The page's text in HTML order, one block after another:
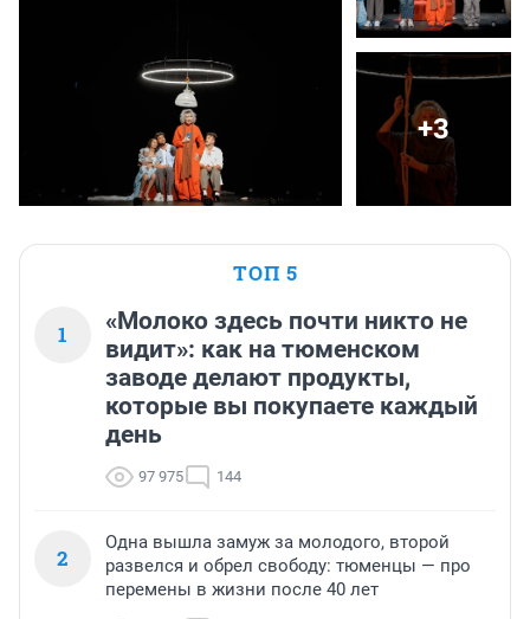
+3
ТОП 5
1
«Молоко здесь почти никто не
видит»: как на тюменском
заводе делают продукты,
которые вы покупаете каждый
день
97 975 144
2
Одна вышла замуж за молодого, второй
развелся и обрел свободу: тюменцы — про
перемены в жизни после 40 лет